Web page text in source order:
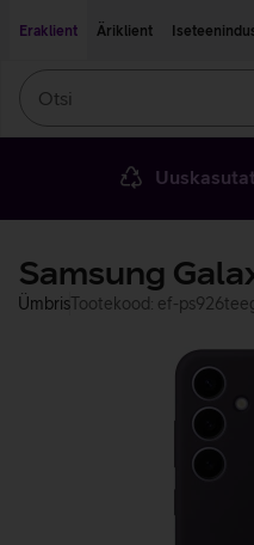
Eraklient
Äriklient
Samsung
ÜmbrisTootekood: ef-